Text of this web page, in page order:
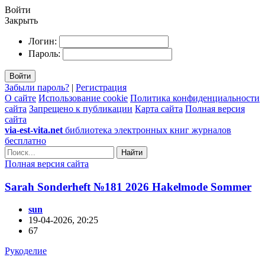
Войти
Закрыть
Логин:
Пароль:
Войти
Забыли пароль? | Регистрация
О сайте Использование cookie Политика конфиденциальности
сайта Запрещено к публикации Карта сайта Полная версия
сайта
via-est-vita.net библиотека электронных книг журналов
бесплатно
Найти
Полная версия сайта
Sarah Sonderheft №181 2026 Hakelmode Sommer
sun
19-04-2026, 20:25
67
Рукоделие